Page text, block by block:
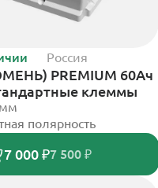
Россия
PREMIUM 60Ач
клеммы
полярность
7 000 ₽7 500 ₽